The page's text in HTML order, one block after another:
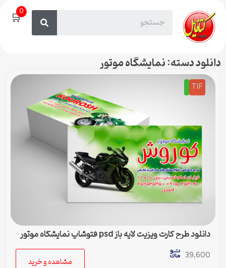
🛒0
دانلود دسته: نمایشگاه موتور
TIF
دانلود طرح کارت ویزیت لایه باز psd فتوشاپ نمایشگاه موتور
39,600
مشاهده و خرید